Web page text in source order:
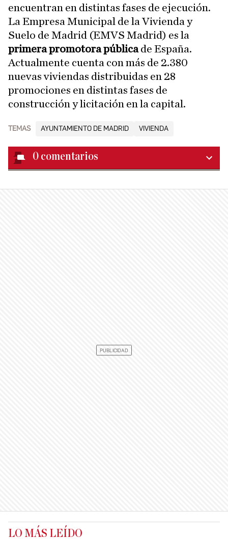
encuentran en distintas fases de ejecución.
La Empresa Municipal de la Vivienda y
Suelo de Madrid (EMVS Madrid) es la
primera promotora públicade España.
Actualmente cuenta con más de 2.380
nuevas viviendas distribuidas en 28
promociones en distintas fases de
construcción y licitación en la capital.
TEMAS AYUNTAMIENTO DE MADRID VIVIENDA
0 comentarios
LO MÁS LEÍDO